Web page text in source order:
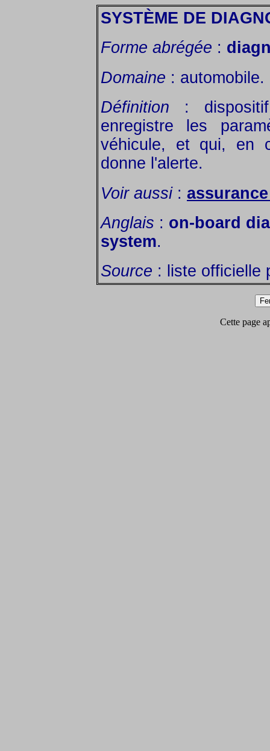
SYSTÈME DE
Forme abrégée :
Domaine : automobile.
Définition :
enregistre les
véhicule, et qui, en
donne l'alerte.
Voir aussi:
Anglais : on-board
system.
Source : liste officielle
Cette page